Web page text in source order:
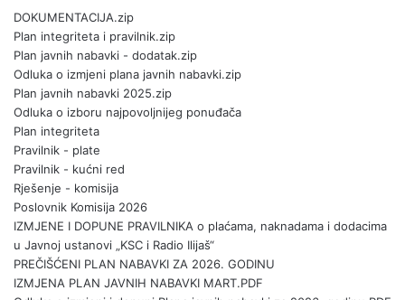
DOKUMENTACIJA.zip
Plan integriteta i pravilnik.zip
Plan javnih nabavki - dodatak.zip
Odluka o izmjeni plana javnih nabavki.zip
Plan javnih nabavki 2025.zip
Odluka o izboru najpovoljnijeg ponuđača
Plan integriteta
Pravilnik - plate
Pravilnik - kućni red
Rješenje - komisija
Poslovnik Komisija 2026
IZMJENE I DOPUNE PRAVILNIKA o plaćama, naknadama i dodacima
u Javnoj ustanovi „KSC i Radio Ilijaš“
PREČIŠĆENI PLAN NABAVKI ZA 2026. GODINU
IZMJENA PLAN JAVNIH NABAVKI MART.PDF